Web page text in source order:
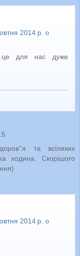
2014 р. о
це для нас дуже
та всіляких
ходина. Скорішого
2014 р. о